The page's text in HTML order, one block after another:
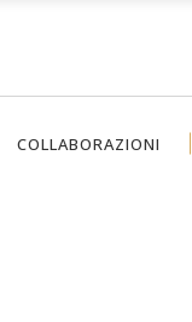
COLLABORAZIONI